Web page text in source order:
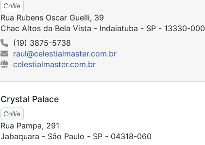
Collie
Rua Rubens Oscar Guelli, 39
Chac Altos da Bela Vista - Indaiatuba - SP - 13330-000
(19) 3875-5738
raul@celestialmaster.com.br
celestialmaster.com.br
Crystal Palace
Collie
Rua Pampa, 291
Jabaquara - São Paulo - SP - 04318-060